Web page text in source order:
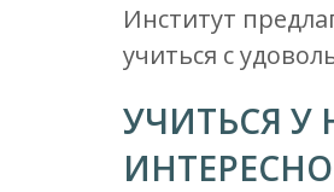
Институт
учиться с
УЧИТЬСЯ У